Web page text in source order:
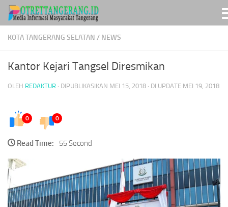
Skip to content
KOTA TANGERANG SELATAN / NEWS
Kantor Kejari Tangsel Diresmikan
OLEH REDAKTUR · DIPUBLIKASIKAN MEI 15, 2018 · DI UPDATE MEI 19, 2018
0 0
Read Time: 55 Second